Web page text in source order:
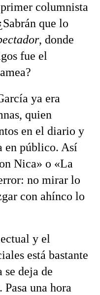
columnista
que lo
, donde
fue el
ya era
quien
en el diario y
en público. Así
Nica» o «La
no mirar lo
con ahínco lo
y el
está bastante
se deja de
Pasa una hora